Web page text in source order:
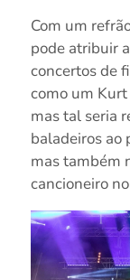
Com um
pode atribuir
concertos de
como um
mas tal seria
baladeiros ao
mas também
cancioneiro